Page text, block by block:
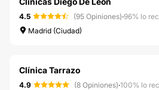
4.5 (95 Opiniones)·96% lo
Madrid (Ciudad)
Clínica Tarrazo
4.9 (8 Opiniones)·100% lo